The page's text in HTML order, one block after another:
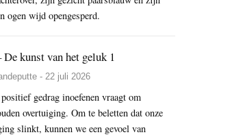
ogen wijd opengesperd.
kunst van het geluk 1
- 22 juli 2026
gedrag inoefenen vraagt om
overtuiging. Om te beletten dat onze
slinkt, kunnen we een gevoel van